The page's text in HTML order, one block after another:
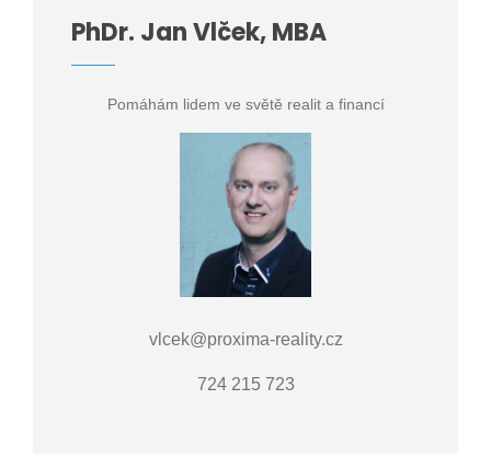
PhDr. Jan Vlček, MBA
Pomáhám lidem ve světě realit a financí
vlcek@proxima-reality.cz
724 215 723